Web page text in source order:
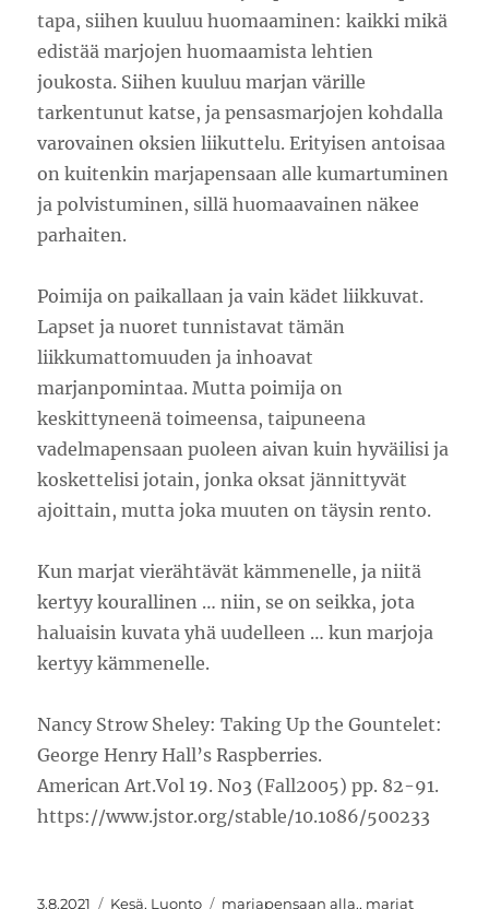
tapa, siihen kuuluu huomaaminen: kaikki mikä
edistää marjojen huomaamista lehtien
joukosta. Siihen kuuluu marjan värille
tarkentunut katse, ja pensasmarjojen kohdalla
varovainen oksien liikuttelu. Erityisen antoisaa
on kuitenkin marjapensaan alle kumartuminen
ja polvistuminen, sillä huomaavainen näkee
parhaiten.
Poimija on paikallaan ja vain kädet liikkuvat.
Lapset ja nuoret tunnistavat tämän
liikkumattomuuden ja inhoavat
marjanpomintaa. Mutta poimija on
keskittyneenä toimeensa, taipuneena
vadelmapensaan puoleen aivan kuin hyväilisi ja
koskettelisi jotain, jonka oksat jännittyvät
ajoittain, mutta joka muuten on täysin rento.
Kun marjat vierähtävät kämmenelle, ja niitä
kertyy kourallinen … niin, se on seikka, jota
haluaisin kuvata yhä uudelleen … kun marjoja
kertyy kämmenelle.
Nancy Strow Sheley: Taking Up the Gountelet:
George Henry Hall’s Raspberries.
American Art.Vol 19. No3 (Fall2005) pp. 82-91.
https://www.jstor.org/stable/10.1086/500233
Julkaistu
3.8.2021 Kategoriat
Kesä, Luonto Avainsanat
marjapensaan alla., marjat